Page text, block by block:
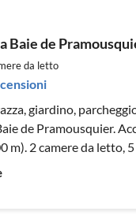
Baie de
da letto
giardino,
de Pramousquier.
m). 2 camere da letto,
(D, F), WLAN.